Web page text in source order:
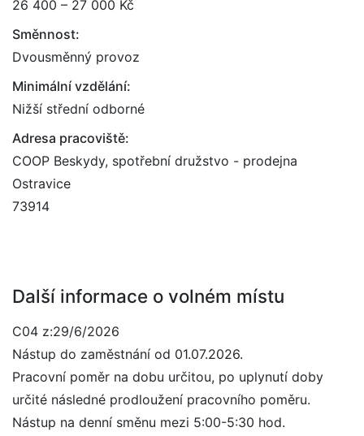
26 400 – 27 000 Kč
Směnnost:
Dvousměnný provoz
Minimální vzdělání:
Nižší střední odborné
Adresa pracoviště:
COOP Beskydy, spotřební družstvo - prodejna
Ostravice
73914
Další informace o volném místu
C04 z:29/6/2026
Nástup do zaměstnání od 01.07.2026.
Pracovní poměr na dobu určitou, po uplynutí doby
určité následné prodloužení pracovního poměru.
Nástup na denní směnu mezi 5:00-5:30 hod.